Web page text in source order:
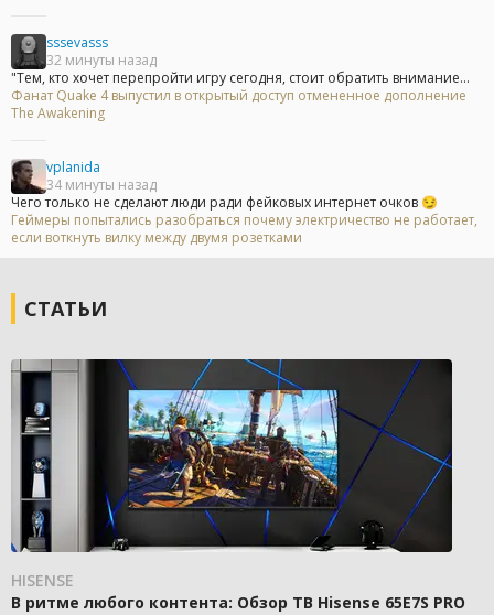
sssevasss
32 минуты назад
"Тем, кто хочет перепройти игру сегодня, стоит обратить внимание...
Фанат Quake 4 выпустил в открытый доступ отмененное дополнение
The Awakening
vplanida
34 минуты назад
Чего только не сделают люди ради фейковых интернет очков 😏
Геймеры попытались разобраться почему электричество не работает,
если воткнуть вилку между двумя розетками
СТАТЬИ
HISENSE
В ритме любого контента: Обзор ТВ Hisense 65E7S PRO